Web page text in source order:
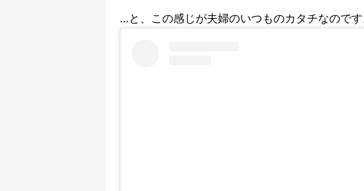
…と、この感じが夫婦のいつものカタチなのです